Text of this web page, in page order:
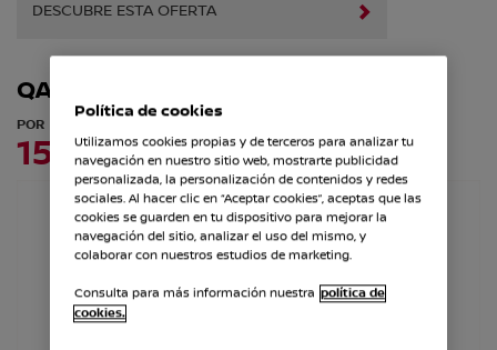
DESCUBRE ESTA OFERTA
QASHQAI
POR
150€/mes*
Política de cookies
Utilizamos cookies propias y de terceros para analizar tu
navegación en nuestro sitio web, mostrarte publicidad
personalizada, la personalización de contenidos y redes
sociales. Al hacer clic en “Aceptar cookies”, aceptas que las
cookies se guarden en tu dispositivo para mejorar la
navegación del sitio, analizar el uso del mismo, y
colaborar con nuestros estudios de marketing.
Consulta para más información nuestra política de
cookies.